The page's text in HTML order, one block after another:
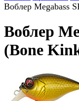
Воблер Megabass
Воблер
(Bone